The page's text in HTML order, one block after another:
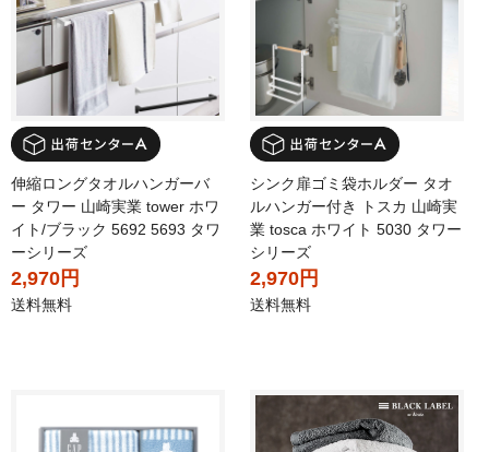
伸縮ロングタオルハンガーバ
ー タワー 山崎実業 tower ホワ
イト/ブラック 5692 5693 タワ
ーシリーズ
2,970円
送料無料
シンク扉ゴミ袋ホルダー タオ
ルハンガー付き トスカ 山崎実
業 tosca ホワイト 5030 タワー
シリーズ
2,970円
送料無料